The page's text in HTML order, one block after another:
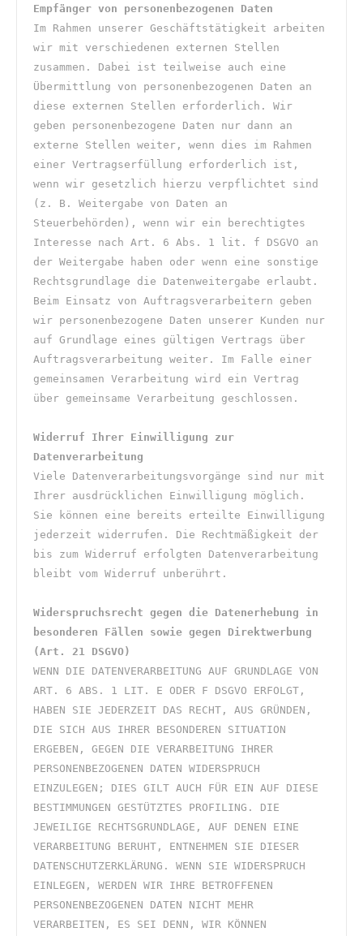
Empfänger von personenbezogenen Daten
Im Rahmen unserer Geschäftstätigkeit arbeiten
wir mit verschiedenen externen Stellen
zusammen. Dabei ist teilweise auch eine
Übermittlung von personenbezogenen Daten an
diese externen Stellen erforderlich. Wir
geben personenbezogene Daten nur dann an
externe Stellen weiter, wenn dies im Rahmen
einer Vertragserfüllung erforderlich ist,
wenn wir gesetzlich hierzu verpflichtet sind
(z. B. Weitergabe von Daten an
Steuerbehörden), wenn wir ein berechtigtes
Interesse nach Art. 6 Abs. 1 lit. f DSGVO an
der Weitergabe haben oder wenn eine sonstige
Rechtsgrundlage die Datenweitergabe erlaubt.
Beim Einsatz von Auftragsverarbeitern geben
wir personenbezogene Daten unserer Kunden nur
auf Grundlage eines gültigen Vertrags über
Auftragsverarbeitung weiter. Im Falle einer
gemeinsamen Verarbeitung wird ein Vertrag
über gemeinsame Verarbeitung geschlossen.
Widerruf Ihrer Einwilligung zur
Datenverarbeitung
Viele Datenverarbeitungsvorgänge sind nur mit
Ihrer ausdrücklichen Einwilligung möglich.
Sie können eine bereits erteilte Einwilligung
jederzeit widerrufen. Die Rechtmäßigkeit der
bis zum Widerruf erfolgten Datenverarbeitung
bleibt vom Widerruf unberührt.
Widerspruchsrecht gegen die Datenerhebung in
besonderen Fällen sowie gegen Direktwerbung
(Art. 21 DSGVO)
WENN DIE DATENVERARBEITUNG AUF GRUNDLAGE VON
ART. 6 ABS. 1 LIT. E ODER F DSGVO ERFOLGT,
HABEN SIE JEDERZEIT DAS RECHT, AUS GRÜNDEN,
DIE SICH AUS IHRER BESONDEREN SITUATION
ERGEBEN, GEGEN DIE VERARBEITUNG IHRER
PERSONENBEZOGENEN DATEN WIDERSPRUCH
EINZULEGEN; DIES GILT AUCH FÜR EIN AUF DIESE
BESTIMMUNGEN GESTÜTZTES PROFILING. DIE
JEWEILIGE RECHTSGRUNDLAGE, AUF DENEN EINE
VERARBEITUNG BERUHT, ENTNEHMEN SIE DIESER
DATENSCHUTZERKLÄRUNG. WENN SIE WIDERSPRUCH
EINLEGEN, WERDEN WIR IHRE BETROFFENEN
PERSONENBEZOGENEN DATEN NICHT MEHR
VERARBEITEN, ES SEI DENN, WIR KÖNNEN